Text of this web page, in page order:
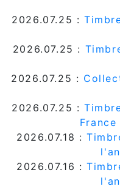
2026.07.25 :
2026.07.25 :
2026.07.25 :
2026.07.25 :
2026.07.18 :
2026.07.16 :